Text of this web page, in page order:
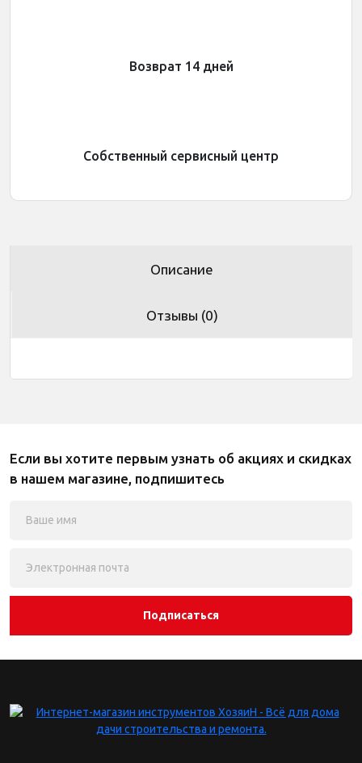
Возврат 14 дней
Собственный сервисный центр
Описание
Отзывы (0)
Если вы хотите первым узнать об акциях и скидках
в нашем магазине, подпишитесь
Подписаться